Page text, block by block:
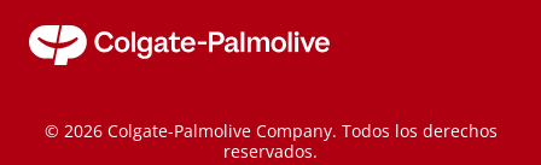
© 2026 Colgate-Palmolive Company. Todos los derechos
reservados.